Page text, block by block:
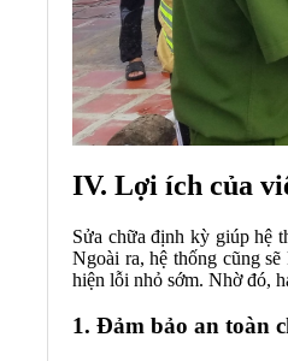
IV. Lợi ích của
Sửa chữa định kỳ giúp hệ
Ngoài ra, hệ thống cũng
hiện lỗi nhỏ sớm. Nhờ đó,
1. Đảm bảo an toàn